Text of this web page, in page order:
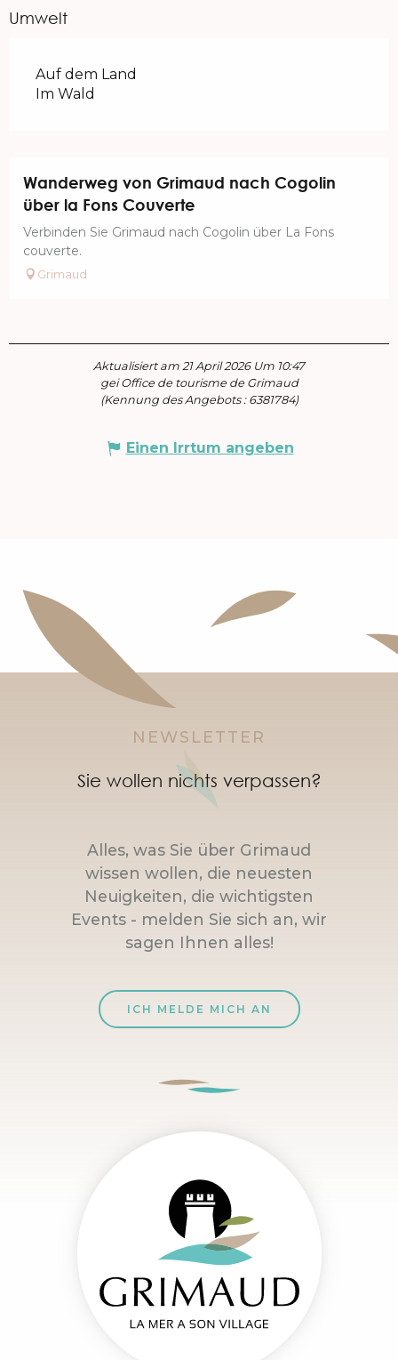
Umwelt
Auf dem Land
Im Wald
Wanderweg von Grimaud nach Cogolin
über la Fons Couverte
Verbinden Sie Grimaud nach Cogolin über La Fons
couverte.
Grimaud
Aktualisiert am 21 April 2026 Um 10:47
gei Office de tourisme de Grimaud
(Kennung des Angebots : 6381784)
Einen Irrtum angeben
NEWSLETTER
Sie wollen nichts verpassen?
Alles, was Sie über Grimaud
wissen wollen, die neuesten
Neuigkeiten, die wichtigsten
Events - melden Sie sich an, wir
sagen Ihnen alles!
ICH MELDE MICH AN